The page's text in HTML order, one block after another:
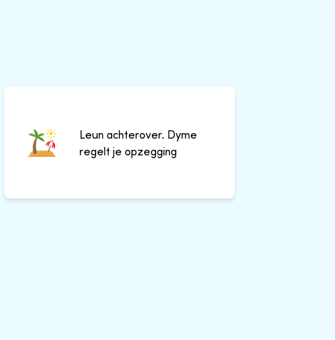
Leun achterover. Dyme
regelt je opzegging